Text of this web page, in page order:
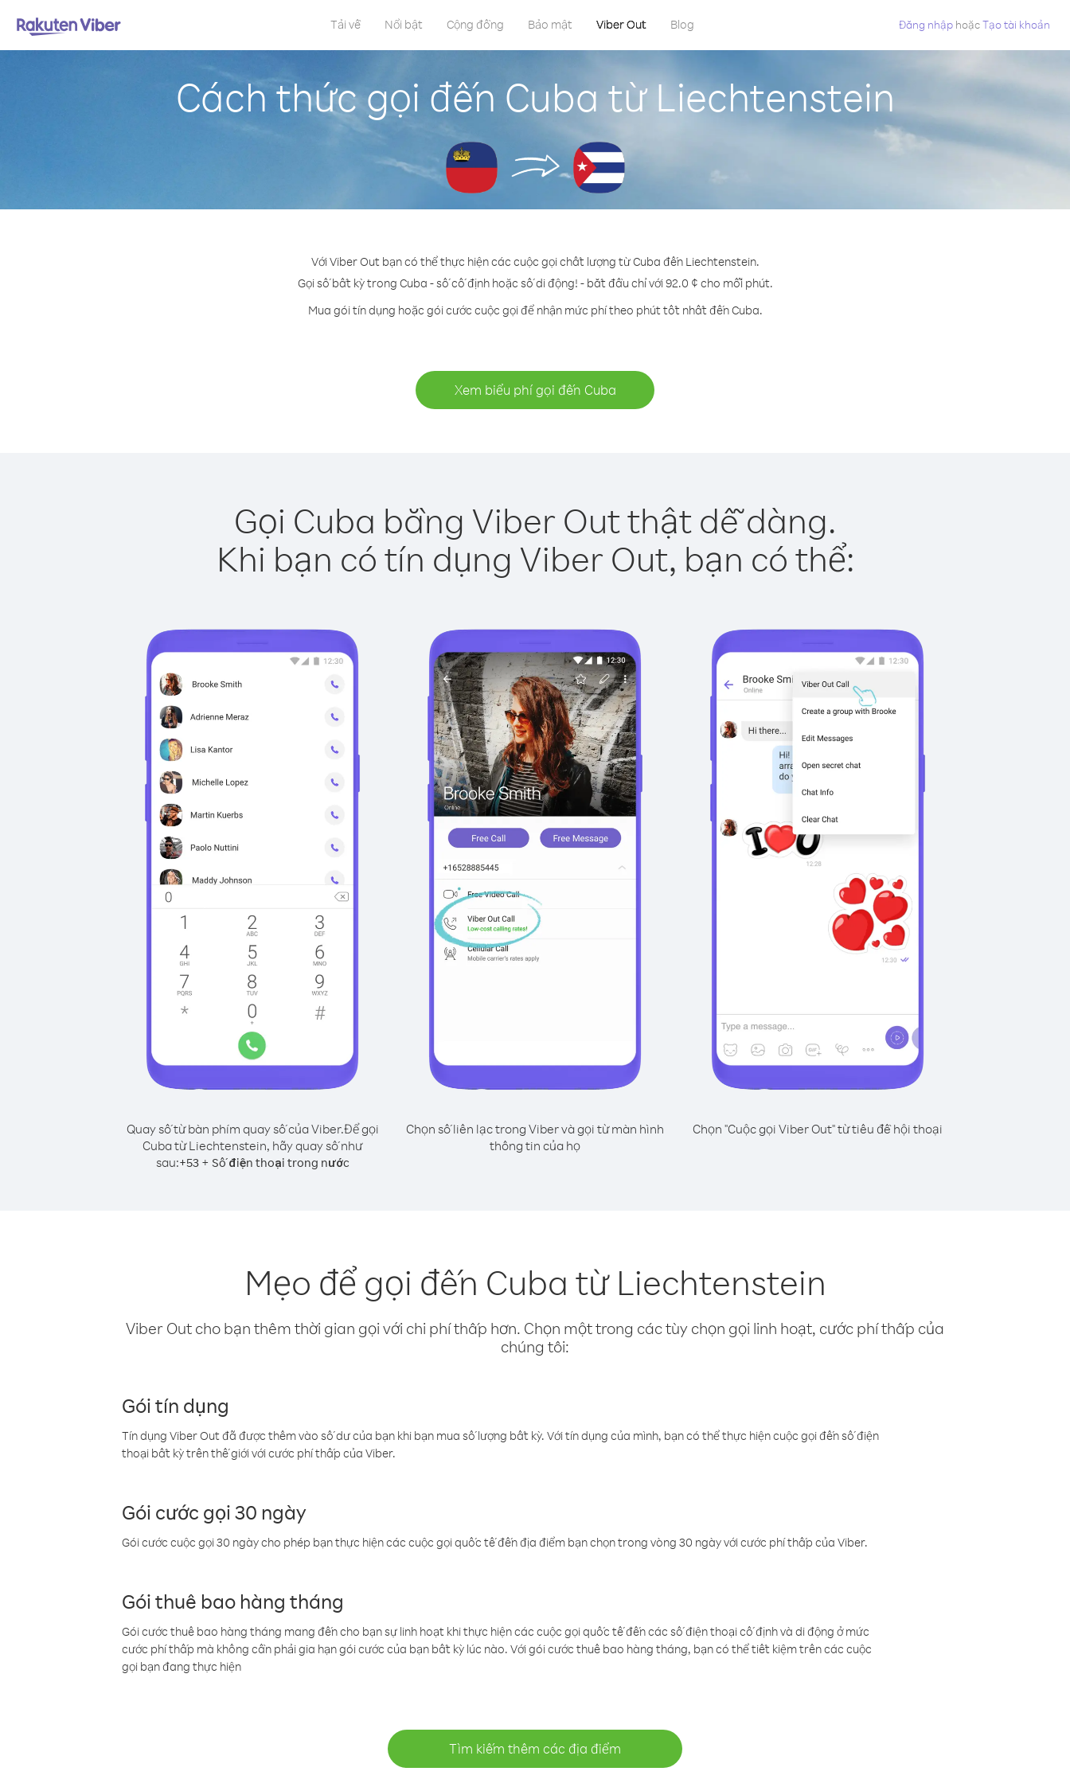
Tải về Nổi bật Cộng đồng Bảo mật Viber Out Blog Đăng nhập hoặcTạo tài khoản
Cách thức gọi đến Cuba từ Liechtenstein
Với Viber Out bạn có thể thực hiện các cuộc gọi chất lượng từ Cuba đến Liechtenstein.
Gọi số bất kỳ trong Cuba - số cố định hoặc số di động! - bắt đầu chỉ với 92.0 ¢ cho mỗi phút.
Mua gói tín dụng hoặc gói cước cuộc gọi để nhận mức phí theo phút tốt nhất đến Cuba.
Xem biểu phí gọi đến Cuba
Gọi Cuba bằng Viber Out thật dễ dàng.
Khi bạn có tín dụng Viber Out, bạn có thể:
Quay số từ bàn phím quay số của Viber.Để gọi
Cuba từ Liechtenstein, hãy quay số như
sau:+53+ Số điện thoại trong nước
Chọn số liên lạc trong Viber và gọi từ màn hình
thông tin của họ
Chọn "Cuộc gọi Viber Out" từ tiêu đề hội thoại
Mẹo để gọi đến Cuba từ Liechtenstein
Viber Out cho bạn thêm thời gian gọi với chi phí thấp hơn. Chọn một trong các tùy chọn gọi linh hoạt, cước phí thấp của
chúng tôi:
Gói tín dụng
Tín dụng Viber Out đã được thêm vào số dư của bạn khi bạn mua số lượng bất kỳ. Với tín dụng của mình, bạn có thể thực hiện cuộc gọi đến số điện
thoại bất kỳ trên thế giới với cước phí thấp của Viber.
Gói cước gọi 30 ngày
Gói cước cuộc gọi 30 ngày cho phép bạn thực hiện các cuộc gọi quốc tế đến địa điểm bạn chọn trong vòng 30 ngày với cước phí thấp của Viber.
Gói thuê bao hàng tháng
Gói cước thuê bao hàng tháng mang đến cho bạn sự linh hoạt khi thực hiện các cuộc gọi quốc tế đến các số điện thoại cố định và di động ở mức
cước phí thấp mà không cần phải gia hạn gói cước của bạn bất kỳ lúc nào. Với gói cước thuê bao hàng tháng, bạn có thể tiết kiệm trên các cuộc
gọi bạn đang thực hiện
Tìm kiếm thêm các địa điểm